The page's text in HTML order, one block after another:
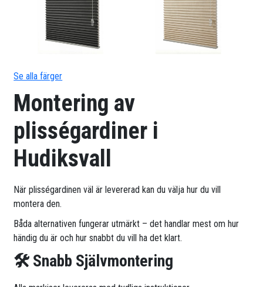
Se alla färger
Montering av
plisségardiner i
Hudiksvall
När plisségardinen väl är levererad kan du välja hur du vill
montera den.
Båda alternativen fungerar utmärkt – det handlar mest om hur
händig du är och hur snabbt du vill ha det klart.
🛠 Snabb Självmontering